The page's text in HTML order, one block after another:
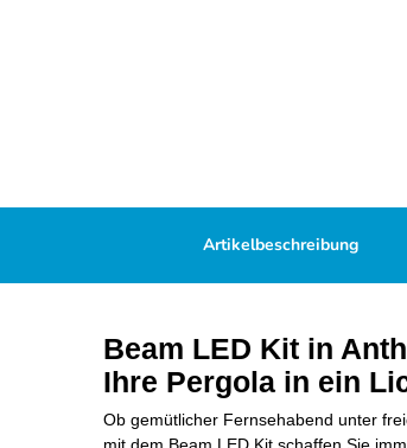
Artikelbeschreibung
Beam LED Kit in
Ihre Pergola in ein
Ob gemütlicher Fernsehabend unter